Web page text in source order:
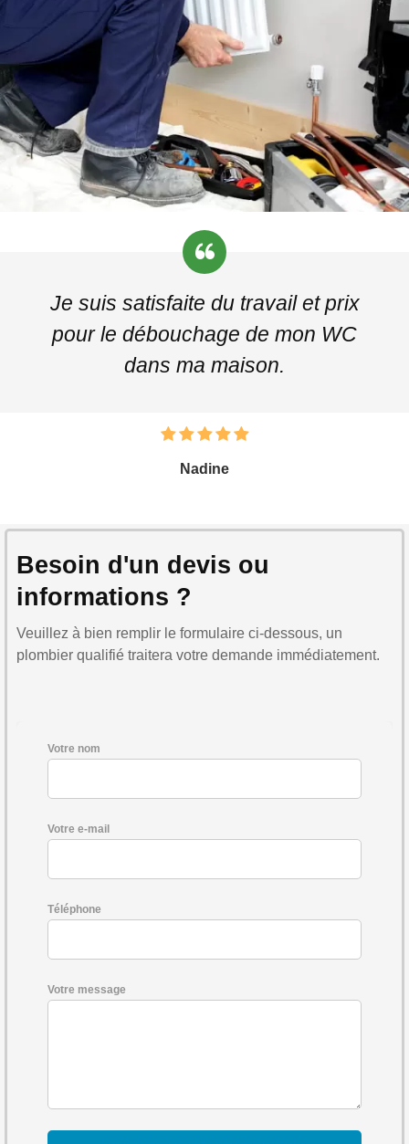
Je suis satisfaite du travail et prix
pour le débouchage de mon WC
dans ma maison.
Nadine
Besoin d'un devis ou
informations ?
Veuillez à bien remplir le formulaire ci-dessous, un
plombier qualifié traitera votre demande immédiatement.
Votre nom
Votre e-mail
Téléphone
Votre message